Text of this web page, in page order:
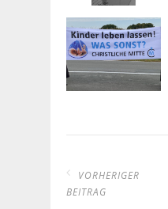
VORHERIGER
BEITRAG